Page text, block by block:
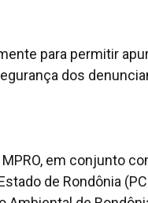
para permitir
dos
em conjunto
de Rondônia